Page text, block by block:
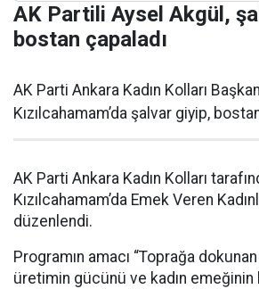
AK Partili Aysel Akgül,
bostan çapaladı
AK Parti Ankara Kadın Kolları
Kızılcahamam’da şalvar giyip,
AK Parti Ankara Kadın Kolları
Kızılcahamam’da Emek Veren
düzenlendi.
Programın amacı “Toprağa
üretimin gücünü ve kadın emeğinin